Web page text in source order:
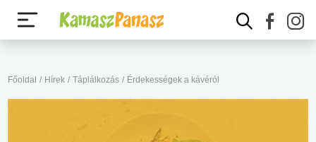
Főoldal / Hírek / Táplálkozás / Érdekességek a kávéról